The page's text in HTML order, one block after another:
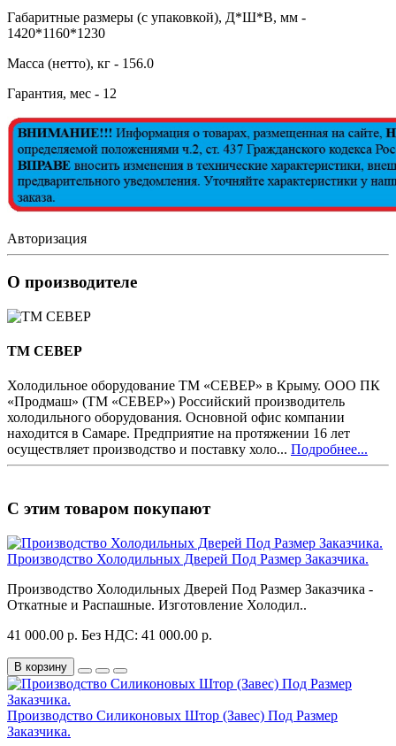
Габаритные размеры (с упаковкой), Д*Ш*В, мм -
1420*1160*1230
Масса (нетто), кг - 156.0
Гарантия, мес - 12
Авторизация
О производителе
ТМ СЕВЕР
Холодильное оборудование ТМ «СЕВЕР» в Крыму. ООО ПК
«Продмаш» (ТМ «СЕВЕР») Российский производитель
холодильного оборудования. Основной офис компании
находится в Самаре. Предприятие на протяжении 16 лет
осуществляет производство и поставку холо... Подробнее...
С этим товаром покупают
Производство Холодильных Дверей Под Размер Заказчика.
Производство Холодильных Дверей Под Размер Заказчика -
Откатные и Распашные. Изготовление Холодил..
41 000.00 р. Без НДС: 41 000.00 р.
В корзину
Производство Силиконовых Штор (Завес) Под Размер
Заказчика.